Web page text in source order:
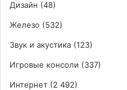
Дизайн (48)
Железо (532)
Звук и акустика (123)
Игровые консоли (337)
Интернет (2 492)